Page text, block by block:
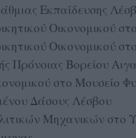
Εκπαίδευσης
Οικονομικού
Οικονομικού
Πρόνοιας Βορείου
στο Μουσείο
Δάσους Λέσβου
Μηχανικών στο